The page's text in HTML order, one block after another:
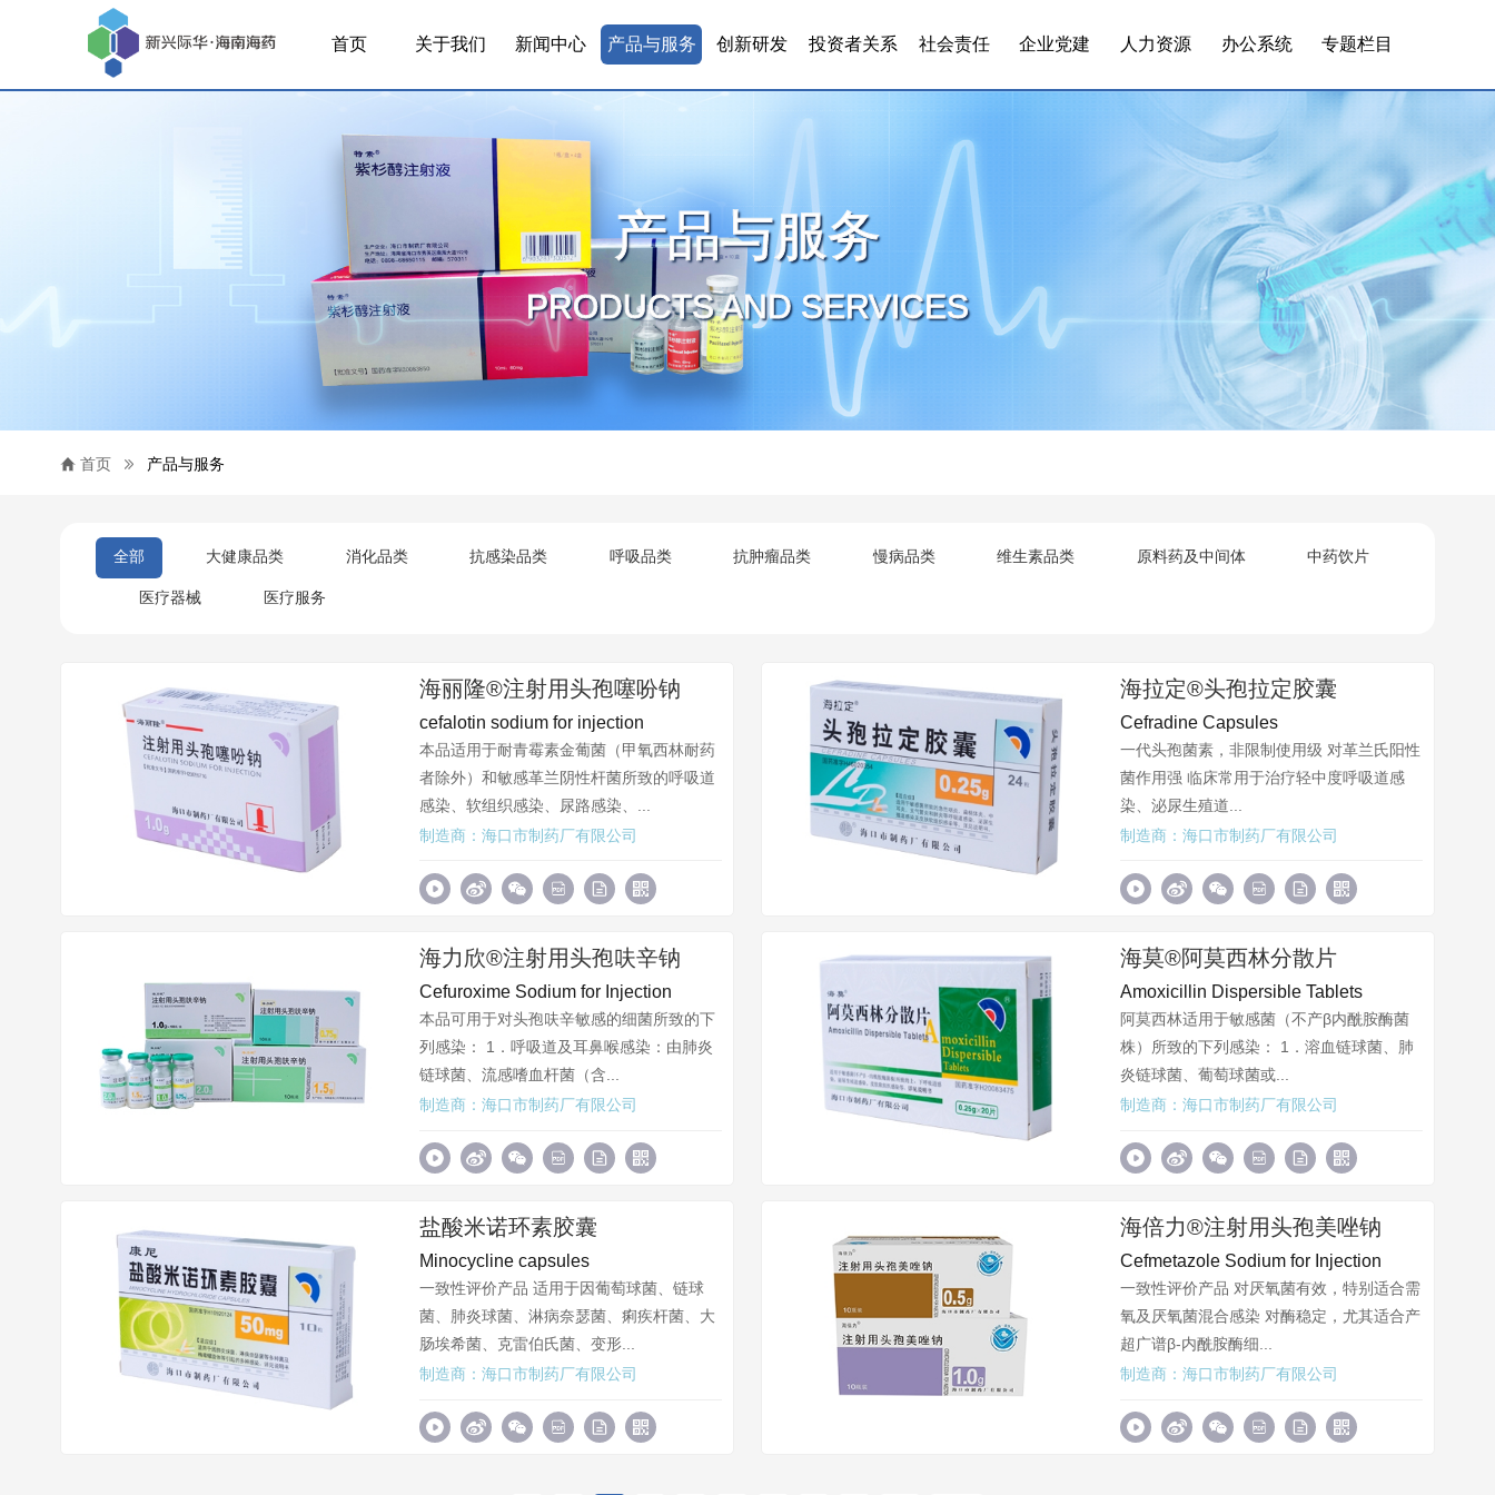
首页 关于我们 新闻中心 产品与服务 创新研发 投资者关系 社会责任 企业党建 人力资源 办公系统 专题栏目
产品与服务
PRODUCTS AND SERVICES
首页 产品与服务
全部 大健康品类 消化品类 抗感染品类 呼吸品类 抗肿瘤品类 慢病品类 维生素品类 原料药及中间体 中药饮片
医疗器械 医疗服务
海丽隆®注射用头孢噻吩钠
cefalotin sodium for injection
本品适用于耐青霉素金葡菌（甲氧西林耐药
者除外）和敏感革兰阴性杆菌所致的呼吸道
感染、软组织感染、尿路感染、...
制造商：海口市制药厂有限公司
海拉定®头孢拉定胶囊
Cefradine Capsules
一代头孢菌素，非限制使用级 对革兰氏阳性
菌作用强 临床常用于治疗轻中度呼吸道感
染、泌尿生殖道...
制造商：海口市制药厂有限公司
海力欣®注射用头孢呋辛钠
Cefuroxime Sodium for Injection
本品可用于对头孢呋辛敏感的细菌所致的下
列感染： 1．呼吸道及耳鼻喉感染：由肺炎
链球菌、流感嗜血杆菌（含...
制造商：海口市制药厂有限公司
海莫®阿莫西林分散片
Amoxicillin Dispersible Tablets
阿莫西林适用于敏感菌（不产β内酰胺酶菌
株）所致的下列感染： 1．溶血链球菌、肺
炎链球菌、葡萄球菌或...
制造商：海口市制药厂有限公司
盐酸米诺环素胶囊
Minocycline capsules
一致性评价产品 适用于因葡萄球菌、链球
菌、肺炎球菌、淋病奈瑟菌、痢疾杆菌、大
肠埃希菌、克雷伯氏菌、变形...
制造商：海口市制药厂有限公司
海倍力®注射用头孢美唑钠
Cefmetazole Sodium for Injection
一致性评价产品 对厌氧菌有效，特别适合需
氧及厌氧菌混合感染 对酶稳定，尤其适合产
超广谱β-内酰胺酶细...
制造商：海口市制药厂有限公司